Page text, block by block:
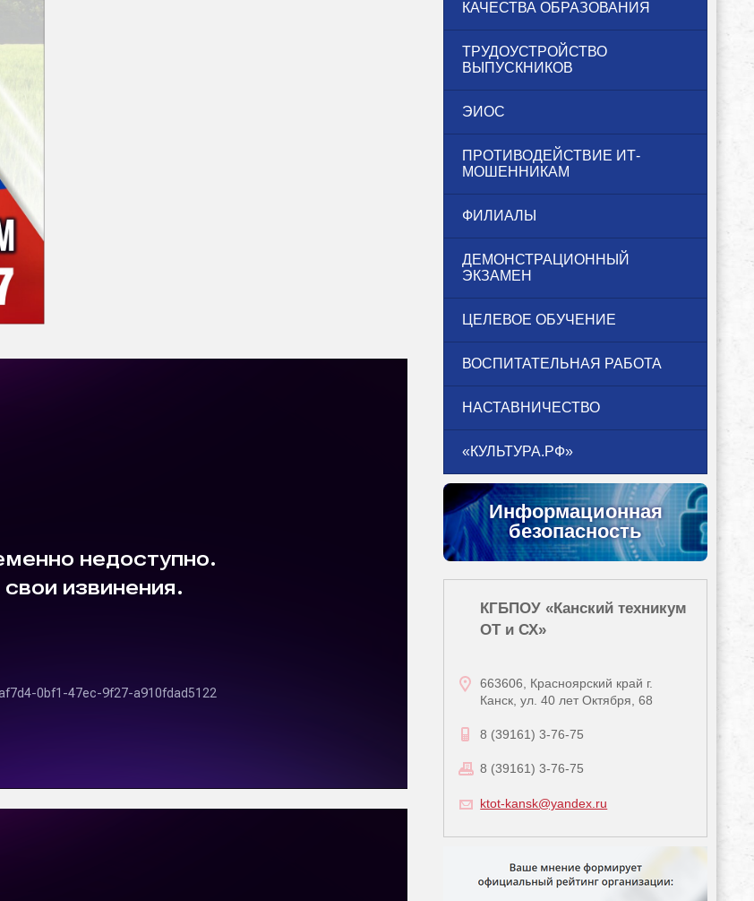
КАЧЕСТВА ОБРАЗОВАНИЯ
ТРУДОУСТРОЙСТВО
ВЫПУСКНИКОВ
ЭИОС
ПРОТИВОДЕЙСТВИЕ ИТ-
МОШЕННИКАМ
ФИЛИАЛЫ
ДЕМОНСТРАЦИОННЫЙ
ЭКЗАМЕН
ЦЕЛЕВОЕ ОБУЧЕНИЕ
ВОСПИТАТЕЛЬНАЯ РАБОТА
НАСТАВНИЧЕСТВО
«КУЛЬТУРА.РФ»
Информационная
безопасность
КГБПОУ «Канский техникум
ОТ и СХ»
663606, Красноярский край г.
Канск, ул. 40 лет Октября, 68
8 (39161) 3-76-75
8 (39161) 3-76-75
ktot-kansk@yandex.ru